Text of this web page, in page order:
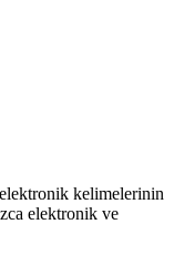
kelimelerinin
elektronik ve